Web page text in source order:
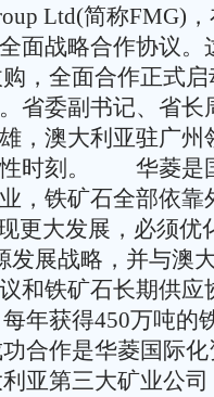
Ltd(简称FMG)
面战略合作协议。
，全面合作正式
省委副书记、省长
，澳大利亚驻广州
性时刻。 华菱是
，铁矿石全部依靠
更大发展，必须优
发展战略，并与澳
和铁矿石长期供应
年获得450万吨的
作是华菱国际化
亚第三大矿业公